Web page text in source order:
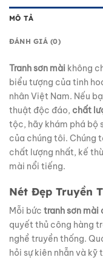
MÔ TẢ
ĐÁNH GIÁ (0)
Tranh sơn mài không
biểu tượng của tinh
nhân Việt Nam. Nếu
thuật độc đáo, chất
tộc, hãy khám phá bộ
của chúng tôi. Chúng
chất lượng nhất, kế
mài nổi tiếng.
Nét Đẹp Truyền
Mỗi bức tranh sơn mài
quyết thủ công hàng
nghề truyền thống.
hỏi sự kiên nhẫn và